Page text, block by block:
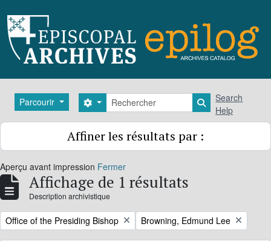
Parcourir Rechercher
Search options Search in
Search
Help
Affiner les résultats par :
Aperçu avant impression Fermer
Affichage de 1 résultats
Description archivistique
Remove filter:
Office of the Presiding Bishop Remove filter:
Browning, Edmund Lee